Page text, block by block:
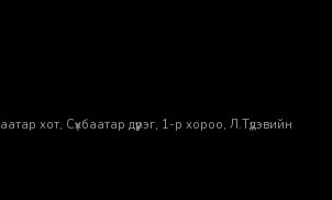
хот, Сүхбаатар дүүрэг, 1-р хороо, ​Л.Түдэвийн